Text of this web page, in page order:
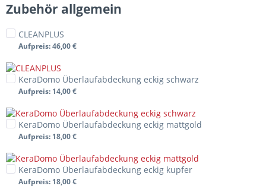
Zubehör allgemein
CLEANPLUS
Aufpreis: 46,00 €
KeraDomo Überlaufabdeckung eckig schwarz
Aufpreis: 14,00 €
KeraDomo Überlaufabdeckung eckig mattgold
Aufpreis: 18,00 €
KeraDomo Überlaufabdeckung eckig kupfer
Aufpreis: 18,00 €